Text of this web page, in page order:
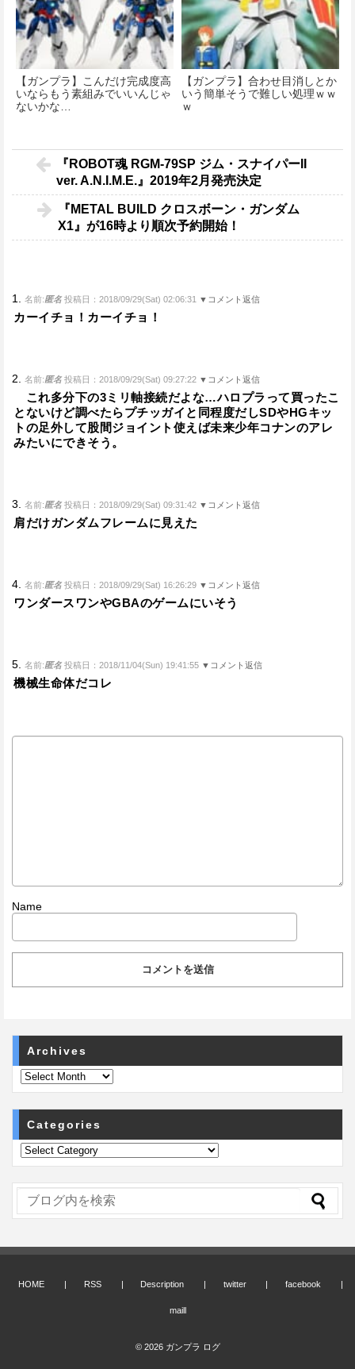
【ガンプラ】こんだけ完成度高
いならもう素組みでいいんじゃ
ないかな…
【ガンプラ】合わせ目消しとか
いう簡単そうで難しい処理ｗｗ
ｗ
『ROBOT魂 RGM-79SP ジム・スナイパーII
ver. A.N.I.M.E.』2019年2月発売決定
『METAL BUILD クロスボーン・ガンダム
X1』が16時より順次予約開始！
1. 名前:匿名 投稿日：2018/09/29(Sat) 02:06:31 ▼コメント返信
カーイチョ！カーイチョ！
2. 名前:匿名 投稿日：2018/09/29(Sat) 09:27:22 ▼コメント返信
これ多分下の3ミリ軸接続だよな…ハロプラって買ったこ
とないけど調べたらプチッガイと同程度だしSDやHGキッ
トの足外して股間ジョイント使えば未来少年コナンのアレ
みたいにできそう。
3. 名前:匿名 投稿日：2018/09/29(Sat) 09:31:42 ▼コメント返信
肩だけガンダムフレームに見えた
4. 名前:匿名 投稿日：2018/09/29(Sat) 16:26:29 ▼コメント返信
ワンダースワンやGBAのゲームにいそう
5. 名前:匿名 投稿日：2018/11/04(Sun) 19:41:55 ▼コメント返信
機械生命体だコレ
Name
Archives
Categories
HOME RSS Description twitter facebook
maill
© 2026 ガンプラ ログ